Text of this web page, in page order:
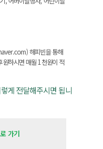
해피빈을 통해
하시면 매월 1천원이 적
게 전달해주시면 됩니
가기